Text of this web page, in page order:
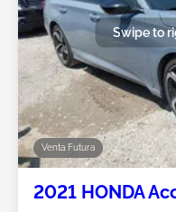
Venta Futura
Swipe to
2021 HONDA